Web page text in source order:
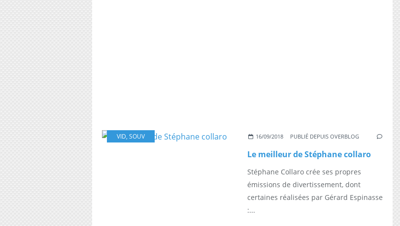
VID, SOUV 16/09/2018 PUBLIÉ DEPUIS OVERBLOG
Le meilleur de Stéphane collaro
Stéphane Collaro crée ses propres
émissions de divertissement, dont
certaines réalisées par Gérard Espinasse
:...